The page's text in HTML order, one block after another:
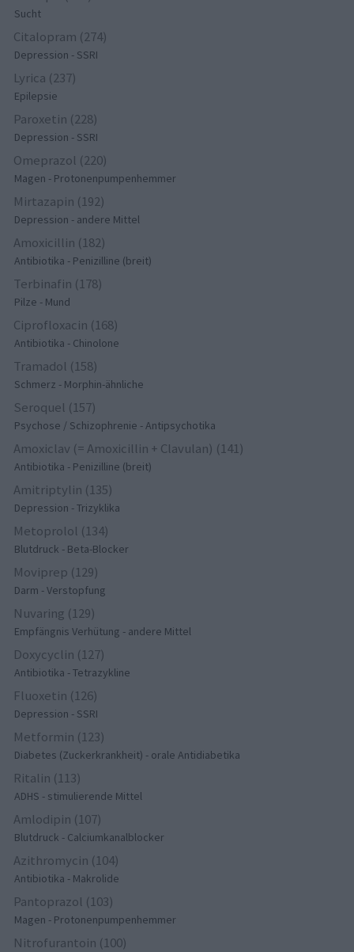
Sucht
Citalopram (274)
Depression - SSRI
Lyrica (237)
Epilepsie
Paroxetin (228)
Depression - SSRI
Omeprazol (220)
Magen - Protonenpumpenhemmer
Mirtazapin (192)
Depression - andere Mittel
Amoxicillin (182)
Antibiotika - Penizilline (breit)
Terbinafin (178)
Pilze - Mund
Ciprofloxacin (168)
Antibiotika - Chinolone
Tramadol (158)
Schmerz - Morphin-ähnliche
Seroquel (157)
Psychose / Schizophrenie - Antipsychotika
Amoxiclav (= Amoxicillin + Clavulan) (141)
Antibiotika - Penizilline (breit)
Amitriptylin (135)
Depression - Trizyklika
Metoprolol (134)
Blutdruck - Beta-Blocker
Moviprep (129)
Darm - Verstopfung
Nuvaring (129)
Empfängnis Verhütung - andere Mittel
Doxycyclin (127)
Antibiotika - Tetrazykline
Fluoxetin (126)
Depression - SSRI
Metformin (123)
Diabetes (Zuckerkrankheit) - orale Antidiabetika
Ritalin (113)
ADHS - stimulierende Mittel
Amlodipin (107)
Blutdruck - Calciumkanalblocker
Azithromycin (104)
Antibiotika - Makrolide
Pantoprazol (103)
Magen - Protonenpumpenhemmer
Nitrofurantoin (100)